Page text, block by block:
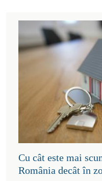
Cu cât este mai
România decât în